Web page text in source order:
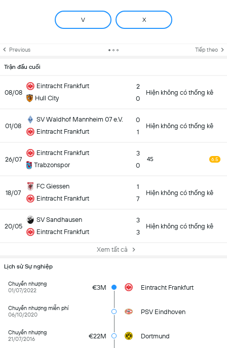
V X
Previous Tiếp theo
Trận đấu cuối
08/08
Eintracht Frankfurt
Hull City
2
0
Hiện không có thống kê
01/08
SV Waldhof Mannheim 07 e.V.
Eintracht Frankfurt
0
1
Hiện không có thống kê
26/07
Eintracht Frankfurt
Trabzonspor
3
0
45 6.5
18/07
FC Giessen
Eintracht Frankfurt
1
7
Hiện không có thống kê
20/05
SV Sandhausen
Eintracht Frankfurt
3
3
Hiện không có thống kê
Xem tất cả
Lịch sử Sự nghiệp
Chuyển nhượng
01/07/2022
€3M Eintracht Frankfurt
Chuyển nhượng miễn phí
06/10/2020
PSV Eindhoven
Chuyển nhượng
21/07/2016
€22M Dortmund